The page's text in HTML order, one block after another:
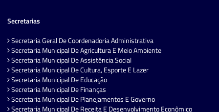
Secretarias
Secretaria Geral De Coordenadoria Administrativa
Secretaria Municipal De Agricultura E Meio Ambiente
Secretaria Municipal De Assistência Social
Secretaria Municipal De Cultura, Esporte E Lazer
Secretaria Municipal De Educação
Secretaria Municipal De Finanças
Secretaria Municipal De Planejamentos E Governo
Secretaria Municipal De Receita E Desenvolvimento Econômico